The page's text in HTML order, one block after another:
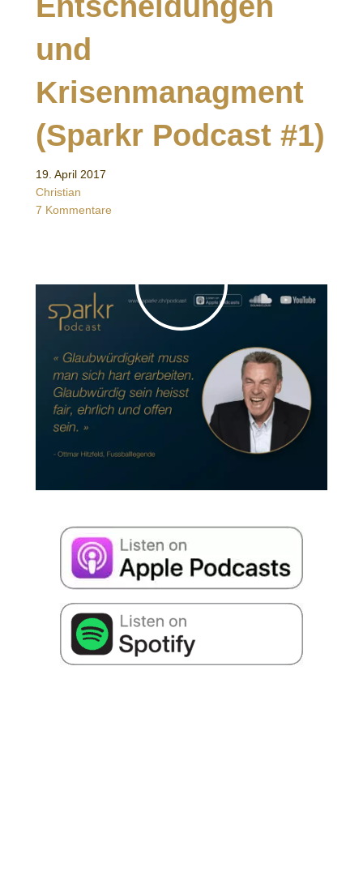
und
Krisenmanagment
(Sparkr Podcast #1)
19. April 2017
Christian
7 Kommentare